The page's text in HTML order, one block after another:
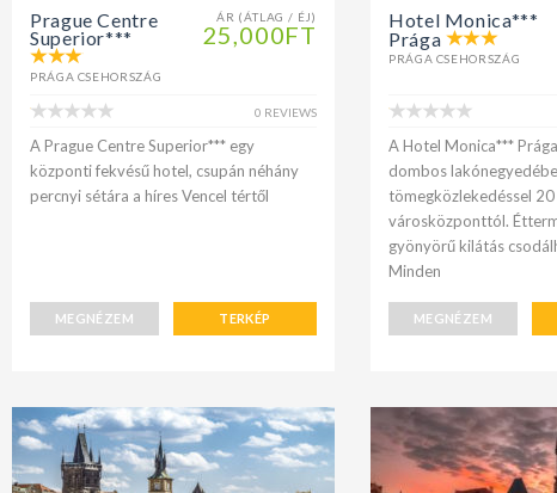
ÁR (ÁTLAG / ÉJ)
25,000FT
Prague Centre
Superior***
PRÁGA CSEHORSZÁG
0 REVIEWS
A Prague Centre Superior*** egy
központi fekvésű hotel, csupán néhány
percnyi sétára a híres Vencel tértől
MEGNÉZEM TERKÉP
Hotel Monica***
Prága
PRÁGA CSEHORSZÁG
A Hotel Monica***
dombos
tömegközlekedéssel 20
városközponttól.
gyönyörű kilátás
Minden
MEGNÉZEM